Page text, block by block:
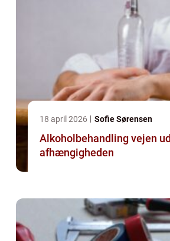
18 april 2026 Sofie Sørensen
Alkoholbehandling vejen ud af
afhængigheden